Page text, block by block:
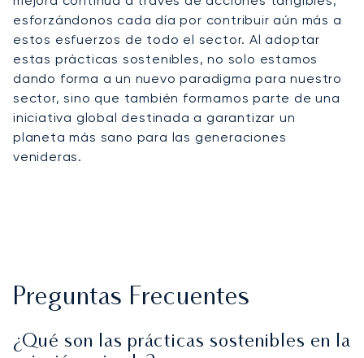
esforzándonos cada día por contribuir aún más a
estos esfuerzos de todo el sector. Al adoptar
estas prácticas sostenibles, no solo estamos
dando forma a un nuevo paradigma para nuestro
sector, sino que también formamos parte de una
iniciativa global destinada a garantizar un
planeta más sano para las generaciones
venideras.
Preguntas Frecuentes
¿Qué son las prácticas sostenibles en la